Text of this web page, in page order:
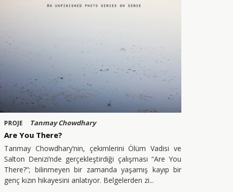
PROJE Tanmay Chowdhary
Are You There?
Tanmay Chowdhary’nin, çekimlerini Ölüm Vadisi ve
Salton Denizi’nde gerçekleştirdiği çalışması “Are You
There?”; bilinmeyen bir zamanda yaşamış kayıp bir
genç kızın hikayesini anlatıyor. Belgelerden zi